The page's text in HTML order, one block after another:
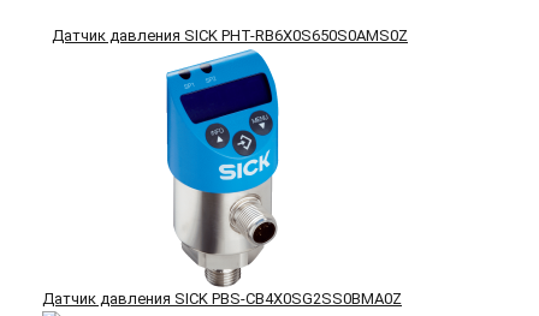
Датчик давления SICK PHT-RB6X0S650S0AMS0Z
Датчик давления SICK PBS-CB4X0SG2SS0BMA0Z